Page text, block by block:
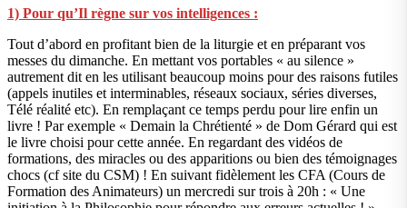
1) Pour qu’Il règne sur vos intelligences :
Tout d’abord en profitant bien de la liturgie et en préparant vos
messes du dimanche. En mettant vos portables « au silence »
autrement dit en les utilisant beaucoup moins pour des raisons futiles
(appels inutiles et interminables, réseaux sociaux, séries diverses,
Télé réalité etc). En remplaçant ce temps perdu pour lire enfin un
livre ! Par exemple « Demain la Chrétienté » de Dom Gérard qui est
le livre choisi pour cette année. En regardant des vidéos de
formations, des miracles ou des apparitions ou bien des témoignages
chocs (cf site du CSM) ! En suivant fidèlement les CFA (Cours de
Formation des Animateurs) un mercredi sur trois à 20h : « Une